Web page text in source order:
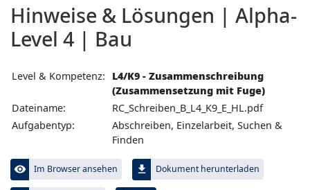
Hinweise & Lösungen | Alpha-
Level 4 | Bau
Level & Kompetenz:
L4/K9 - Zusammenschreibung
(Zusammensetzung mit Fuge)
Dateiname:
RC_Schreiben_B_L4_K9_E_HL.pdf
Aufgabentyp:
Abschreiben, Einzelarbeit, Suchen &
Finden
visibility Im Browser ansehen file_download Dokument herunterladen